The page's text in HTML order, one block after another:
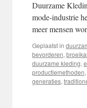
Duurzame
mode-industrie
meer mensen
Geplaatst in
bevorderen,
duurzame kleding,
productiemethoden,
generaties,